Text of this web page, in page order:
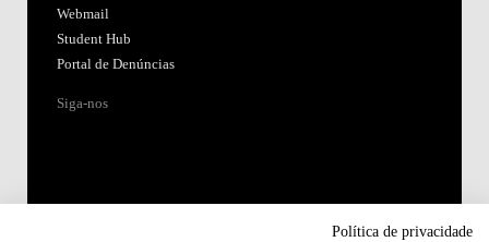
Webmail
Student Hub
Portal de Denúncias
Siga-nos
Política de privacidade